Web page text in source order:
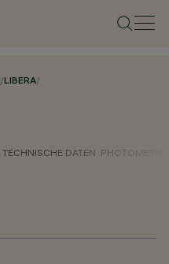
/LIBERA/
TECHNISCHE DATEN